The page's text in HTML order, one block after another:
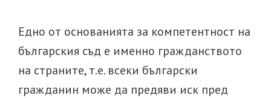
Едно от основанията за компетентност на
българския съд е именно гражданството
на страните, т.е. всеки български
гражданин може да предяви иск пред